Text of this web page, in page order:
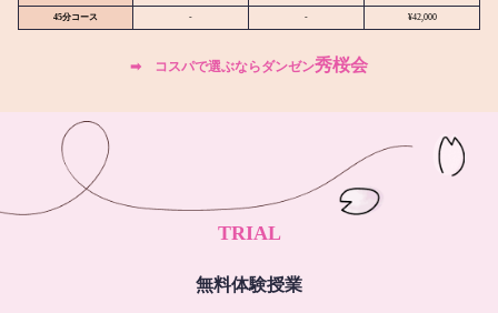
45分コース - - ¥42,000
➡︎ コスパで選ぶならダンゼン秀桜会
TRIAL
無料体験授業